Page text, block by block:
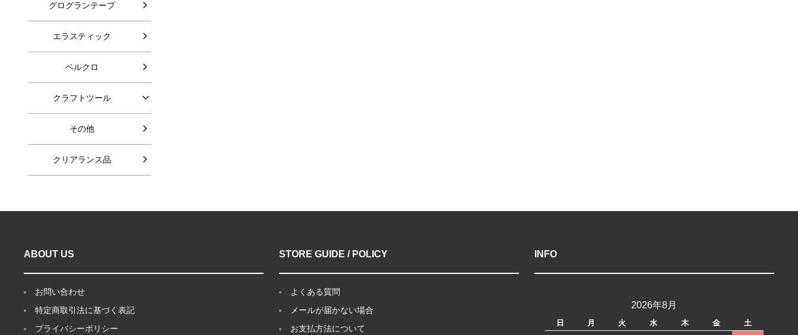
グログランテープ
エラスティック
ベルクロ
クラフトツール
その他
クリアランス品
ABOUT US
お問い合わせ
特定商取引法に基づく表記
プライバシーポリシー
STORE GUIDE / POLICY
よくある質問
メールが届かない場合
お支払方法について
INFO
2026年8月
日 月 火 水 木 金
土